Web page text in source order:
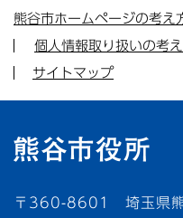
熊谷市ホームページの考え
個人情報取り扱いの考
サイトマップ
〒360-8601 埼玉県熊